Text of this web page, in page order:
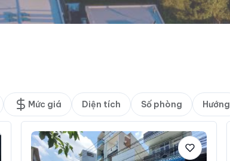
Mức giá Diện tích Số phòng Hướng